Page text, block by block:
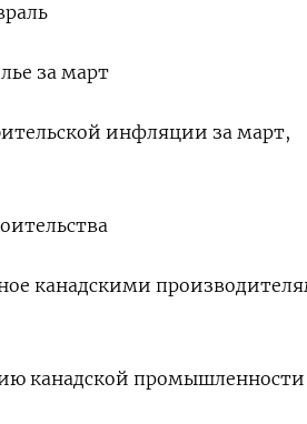
за март
инфляции за март,
канадскими
канадской промышленности